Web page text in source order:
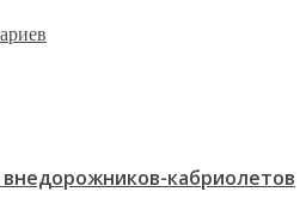
кабриолетов